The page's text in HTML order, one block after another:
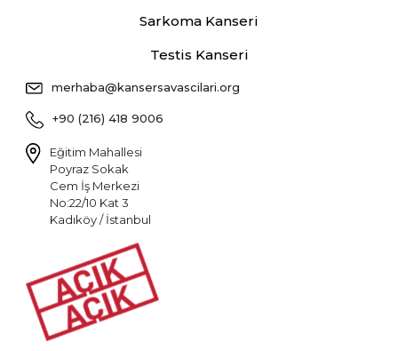
Sarkoma Kanseri
Testis Kanseri
merhaba@kansersavascilari.org
+90 (216) 418 9006
Eğitim Mahallesi
Poyraz Sokak
Cem İş Merkezi
No:22/10 Kat 3
Kadıköy / İstanbul